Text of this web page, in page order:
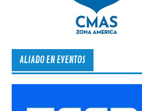
ALIADO EN EVENTOS